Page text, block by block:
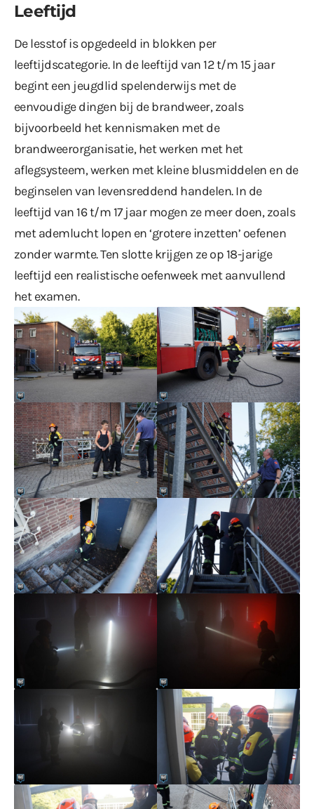
Leeftijd
De lesstof is opgedeeld in blokken per
leeftijdscategorie. In de leeftijd van 12 t/m 15 jaar
begint een jeugdlid spelenderwijs met de
eenvoudige dingen bij de brandweer, zoals
bijvoorbeeld het kennismaken met de
brandweerorganisatie, het werken met het
aflegsysteem, werken met kleine blusmiddelen en de
beginselen van levensreddend handelen. In de
leeftijd van 16 t/m 17 jaar mogen ze meer doen, zoals
met ademlucht lopen en ‘grotere inzetten’ oefenen
zonder warmte. Ten slotte krijgen ze op 18-jarige
leeftijd een realistische oefenweek met aanvullend
het examen.